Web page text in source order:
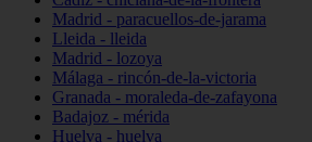
Madrid - paracuellos-de-jarama
Lleida - lleida
Madrid - lozoya
Málaga - rincón-de-la-victoria
Granada - moraleda-de-zafayona
Badajoz - mérida
Huelva - huelva